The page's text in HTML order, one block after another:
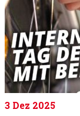
3 Dez 2025